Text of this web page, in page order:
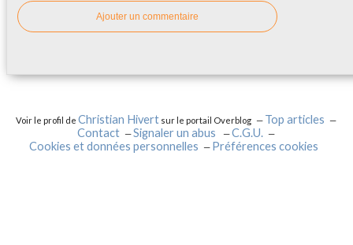
Ajouter un commentaire
Voir le profil deChristian Hivert sur le portail Overblog
Top articles
Contact
Signaler un abus
C.G.U.
Cookies et données personnelles
Préférences cookies